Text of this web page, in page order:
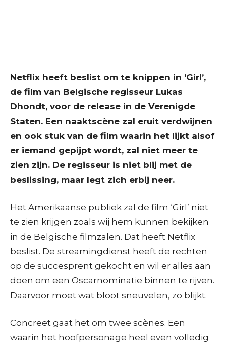
Netflix heeft beslist om te knippen in ‘Girl’,
de film van Belgische regisseur Lukas
Dhondt, voor de release in de Verenigde
Staten. Een naaktscène zal eruit verdwijnen
en ook stuk van de film waarin het lijkt alsof
er iemand gepijpt wordt, zal niet meer te
zien zijn. De regisseur is niet blij met de
beslissing, maar legt zich erbij neer.
Het Amerikaanse publiek zal de film ‘Girl’ niet
te zien krijgen zoals wij hem kunnen bekijken
in de Belgische filmzalen. Dat heeft Netflix
beslist. De streamingdienst heeft de rechten
op de succesprent gekocht en wil er alles aan
doen om een Oscarnominatie binnen te rijven.
Daarvoor moet wat bloot sneuvelen, zo blijkt.
Concreet gaat het om twee scènes. Een
waarin het hoofpersonage heel even volledig